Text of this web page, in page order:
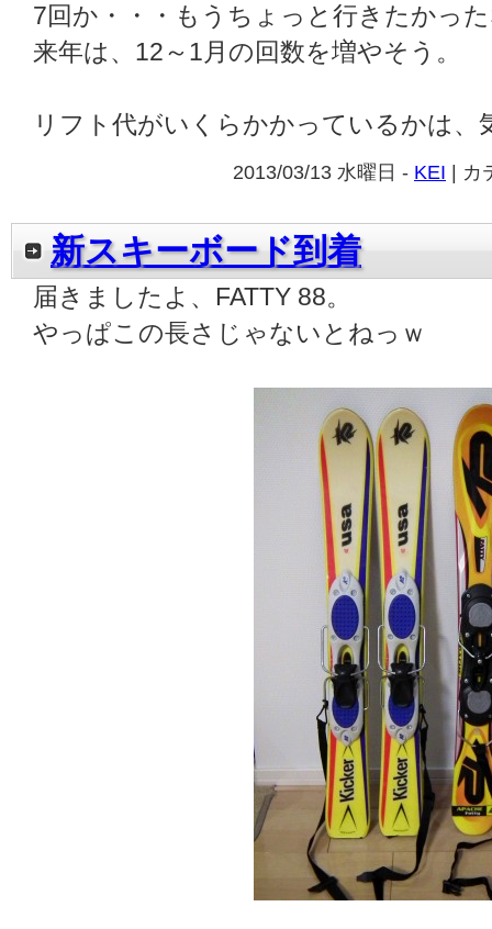
7回か・・・もうちょっと行きたかっ
来年は、12～1月の回数を増やそう。
リフト代がいくらかかっているかは
2013/03/13 水曜日 - KEI | カ
新スキーボード到着
届きましたよ、FATTY 88。
やっぱこの長さじゃないとねっｗ